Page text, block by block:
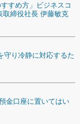
すめ方」ビジネスコ
取締役社長 伊藤敏克
守り冷静に対応するた
金口座に置いてはい